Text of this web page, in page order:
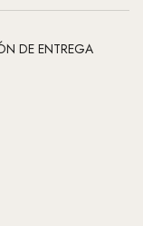
DE ENTREGA